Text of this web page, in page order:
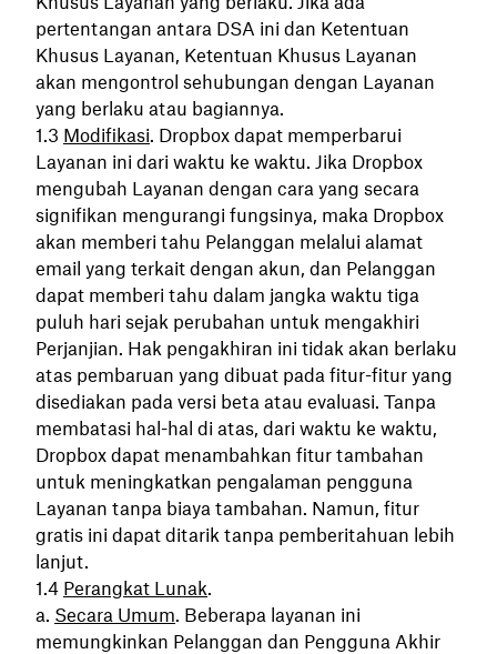
pertentangan antara DSA ini dan Ketentuan
Khusus Layanan, Ketentuan Khusus Layanan
akan mengontrol sehubungan dengan Layanan
yang berlaku atau bagiannya.
Modifikasi. Dropbox dapat memperbarui
Layanan ini dari waktu ke waktu. Jika Dropbox
mengubah Layanan dengan cara yang secara
signifikan mengurangi fungsinya, maka Dropbox
akan memberi tahu Pelanggan melalui alamat
email yang terkait dengan akun, dan Pelanggan
dapat memberi tahu dalam jangka waktu tiga
puluh hari sejak perubahan untuk mengakhiri
Perjanjian. Hak pengakhiran ini tidak akan berlaku
atas pembaruan yang dibuat pada fitur-fitur yang
disediakan pada versi beta atau evaluasi. Tanpa
membatasi hal-hal di atas, dari waktu ke waktu,
Dropbox dapat menambahkan fitur tambahan
untuk meningkatkan pengalaman pengguna
Layanan tanpa biaya tambahan. Namun, fitur
gratis ini dapat ditarik tanpa pemberitahuan lebih
lanjut.
Perangkat Lunak.
Secara Umum. Beberapa layanan ini
memungkinkan Pelanggan dan Pengguna Akhir